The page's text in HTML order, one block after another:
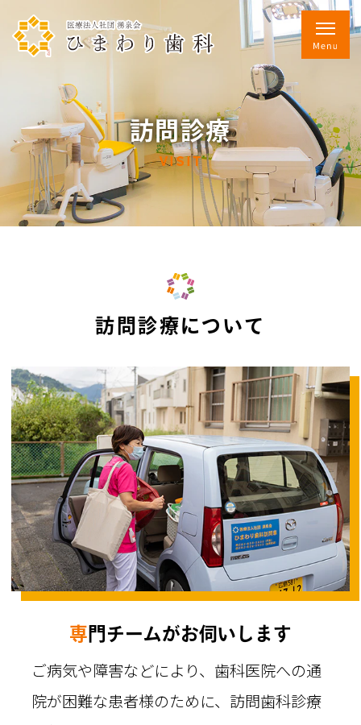
訪問診療
VISIT
訪問診療について
専門チームがお伺いします
ご病気や障害などにより、歯科医院への通
院が困難な患者様のために、訪問歯科診療